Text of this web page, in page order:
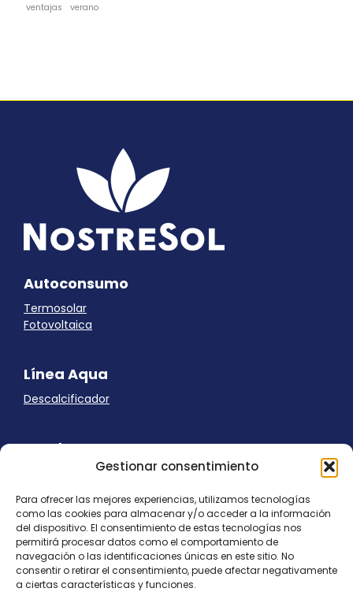
Gestionar consentimiento
Para ofrecer las mejores experiencias, utilizamos tecnologías
como las cookies para almacenar y/o acceder a la información
del dispositivo. El consentimiento de estas tecnologías nos
permitirá procesar datos como el comportamiento de
navegación o las identificaciones únicas en este sitio. No
consentir o retirar el consentimiento, puede afectar negativamente
a ciertas características y funciones.
ventajas verano
Autoconsumo
Termosolar
Fotovoltaica
Línea Aqua
Descalcificador
Ayuda
Panel Cookies
Política de privacidad
contacto@nostresol.com
Canal de Denuncias